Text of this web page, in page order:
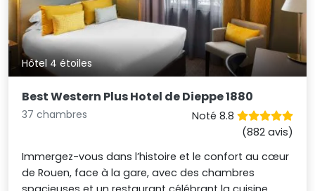
Hôtel 4 étoiles
Best Western Plus Hotel de Dieppe 1880
37 chambres
Noté 8.8
(882 avis)
Immergez-vous dans l’histoire et le confort au cœur
de Rouen, face à la gare, avec des chambres